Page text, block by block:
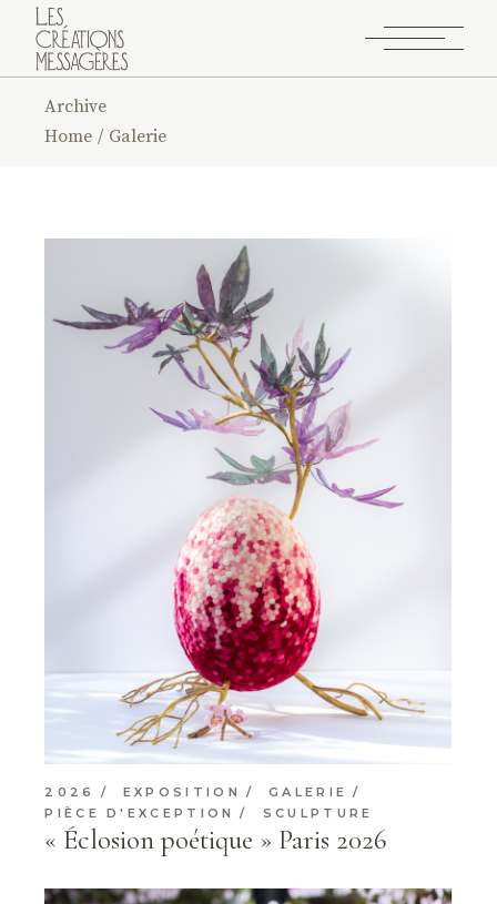
Archive
Home
Galerie
2026 EXPOSITION
GALERIE
PIÈCE D'EXCEPTION
SCULPTURE
« Éclosion poétique » Paris 2026